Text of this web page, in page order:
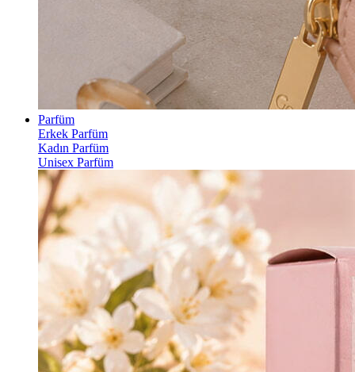
Parfüm
Erkek Parfüm
Kadın Parfüm
Unisex Parfüm